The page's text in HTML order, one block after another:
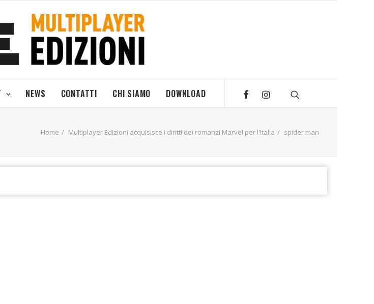
NEWS CONTATTI CHI SIAMO DOWNLOAD
Home Multiplayer Edizioni acquisisce i diritti dei romanzi Marvel per l'Italia spider man